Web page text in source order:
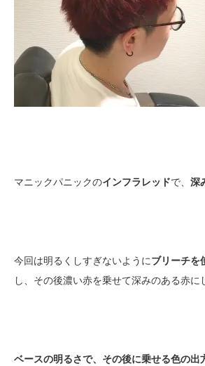
マニックパニックのインフラレッドで、 深
今回は明るくしすぎないようにブリーチを
し、その後濃い赤を乗せて深みのある赤に
ベースの明るさで、その後に乗せる色の出